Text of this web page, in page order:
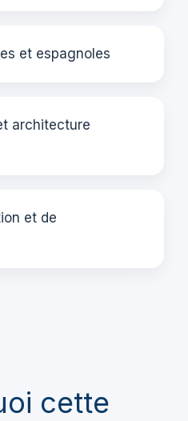
et espagnoles
architecture
et de
cette